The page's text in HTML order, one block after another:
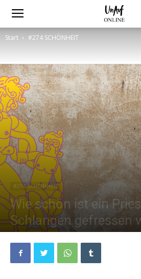
Start #274 SCHÖNHEIT
#274 SCHÖNHEIT
Wie schön ist ein
Schlangen gefressen